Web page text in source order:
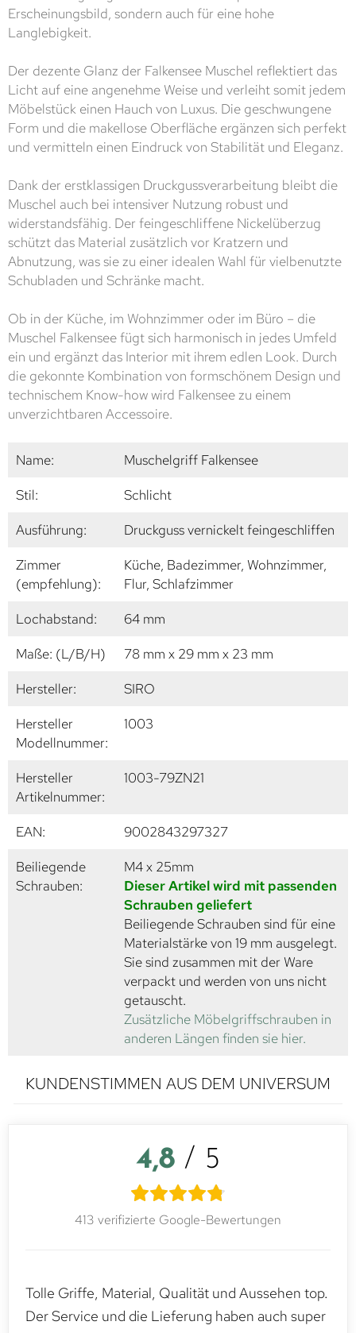
Erscheinungsbild, sondern auch für eine hohe
Langlebigkeit.
Der dezente Glanz der Falkensee Muschel reflektiert das
Licht auf eine angenehme Weise und verleiht somit jedem
Möbelstück einen Hauch von Luxus. Die geschwungene
Form und die makellose Oberfläche ergänzen sich perfekt
und vermitteln einen Eindruck von Stabilität und Eleganz.
Dank der erstklassigen Druckgussverarbeitung bleibt die
Muschel auch bei intensiver Nutzung robust und
widerstandsfähig. Der feingeschliffene Nickelüberzug
schützt das Material zusätzlich vor Kratzern und
Abnutzung, was sie zu einer idealen Wahl für vielbenutzte
Schubladen und Schränke macht.
Ob in der Küche, im Wohnzimmer oder im Büro – die
Muschel Falkensee fügt sich harmonisch in jedes Umfeld
ein und ergänzt das Interior mit ihrem edlen Look. Durch
die gekonnte Kombination von formschönem Design und
technischem Know-how wird Falkensee zu einem
unverzichtbaren Accessoire.
Name:
Muschelgriff Falkensee
Stil:
Schlicht
Ausführung:
Druckguss vernickelt feingeschliffen
Zimmer
(empfehlung):
Küche, Badezimmer, Wohnzimmer,
Flur, Schlafzimmer
Lochabstand:
64 mm
Maße: (L/B/H)
78 mm x 29 mm x 23 mm
Hersteller:
SIRO
Hersteller
Modellnummer:
1003
Hersteller
Artikelnummer:
1003-79ZN21
EAN:
9002843297327
Beiliegende
Schrauben:
M4 x 25mm
Dieser Artikel wird mit passenden
Schrauben geliefert
Beiliegende Schrauben sind für eine
Materialstärke von 19 mm ausgelegt.
Sie sind zusammen mit der Ware
verpackt und werden von uns nicht
getauscht.
Zusätzliche Möbelgriffschrauben in
anderen Längen finden sie hier.
KUNDENSTIMMEN AUS DEM UNIVERSUM
4,8 / 5
413 verifizierte Google-Bewertungen
Tolle Griffe, Material, Qualität und Aussehen top.
Der Service und die Lieferung haben auch super